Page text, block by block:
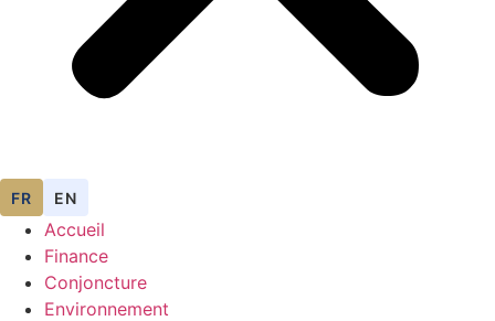
FR EN
Accueil
Finance
Conjoncture
Environnement